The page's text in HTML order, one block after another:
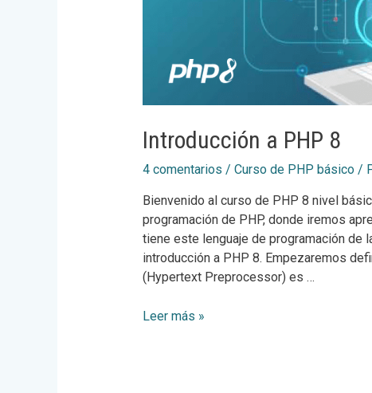
Introducción a PHP 8
4 comentarios / Curso de PHP básico/
Bienvenido al curso de PHP 8 nivel
programación de PHP, donde iremos
tiene este lenguaje de programación de
introducción a PHP 8. Empezaremos
(Hypertext Preprocessor) es …
Introducción
Leer más »